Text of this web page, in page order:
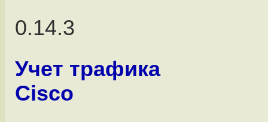
0.14.3
Учет трафика
Cisco